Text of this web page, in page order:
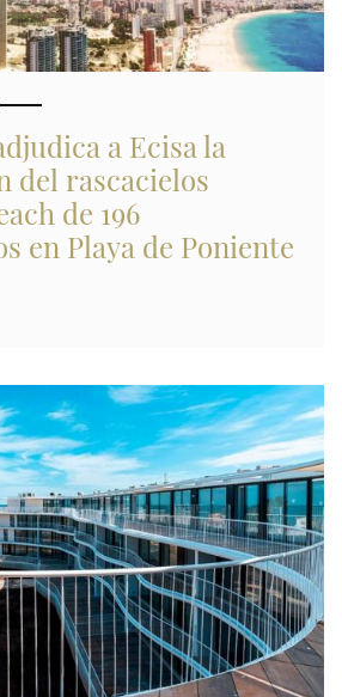
a Ecisa la
del rascacielos
de 196
en Playa de Poniente